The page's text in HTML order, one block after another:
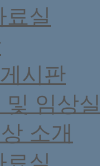
실
시판
임상
소개